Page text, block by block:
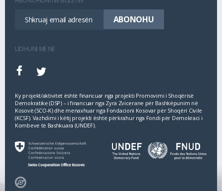
LIDHUNI ME NE
Ky projekt/aktivitet është financuar nga projekti Promovimi i Shoqërisë
Demokratike (DSP) – i financuar nga Zyra Zvicerane për Bashkëpunim në
Kosovë (SCO‐K) dhe menaxhuar nga Fondacioni Kosovar për Shoqëri Civile
(KCSF). Vazhdimi i këtij projekti është përkrahur nga Fondi për Demokraci i
Kombeve të Bashkuara (UNDEF).